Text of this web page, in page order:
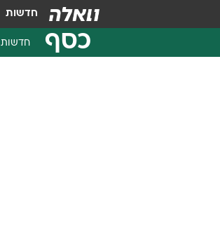
חדשות
כסף חדשות